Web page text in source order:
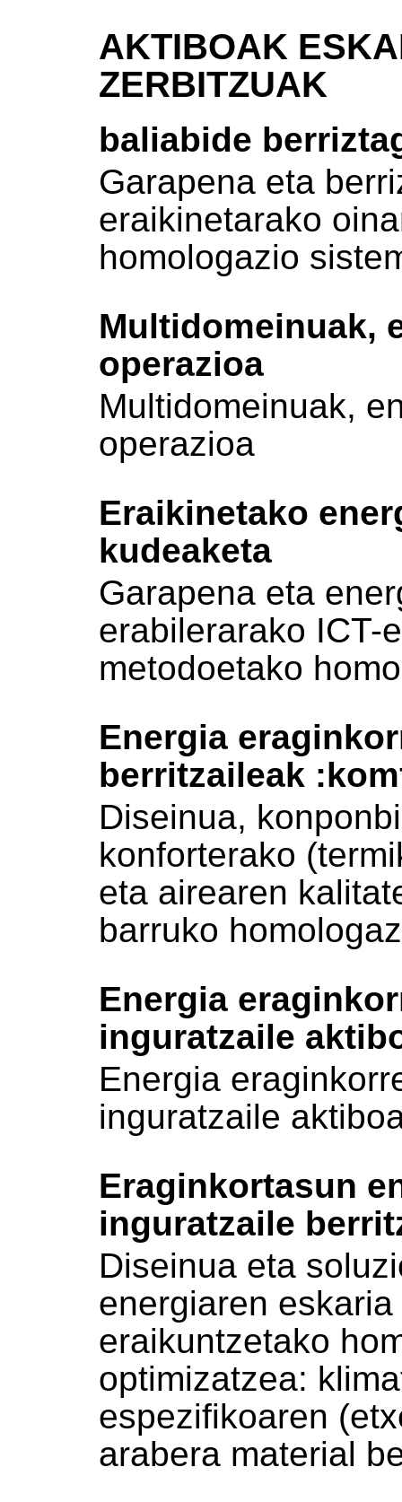
AKTIBOAK
ZERBITZUAK
baliabide
Garapena eta
eraikinetarako
homologazio
Multidomeinuak,
operazioa
Multidomeinuak,
operazioa
Eraikinetako
kudeaketa
Garapena eta
erabilerarako ICT-
metodoetako
Energia
berritzaileak
Diseinua,
konforterako
eta airearen
barruko
Energia
inguratzaile
Energia
inguratzaile
Eraginkortasun
inguratzaile
Diseinua eta
energiaren
eraikuntzetako
optimizatzea:
espezifikoaren
arabera material